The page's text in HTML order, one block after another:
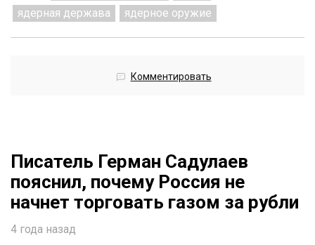
ядерная держава
ядерное оружие
Комментировать
Писатель Герман Садулаев
пояснил, почему Россия не
начнет торговать газом за рубли
4 года назад